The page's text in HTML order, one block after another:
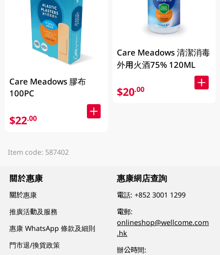
Care Meadows 膠布
100PC
$22.00
Care Meadows 清潔消毒
外用火酒75% 120ML
$20.00
Item code: 587402
關於惠康
關於惠康
推廣活動及服務
惠康 WhatsApp 條款及細則
門市退/換貨政策
惠康網店查詢
電話:+852 3001 1299
電郵:
onlineshop@wellcome.com
.hk
辦公時間: